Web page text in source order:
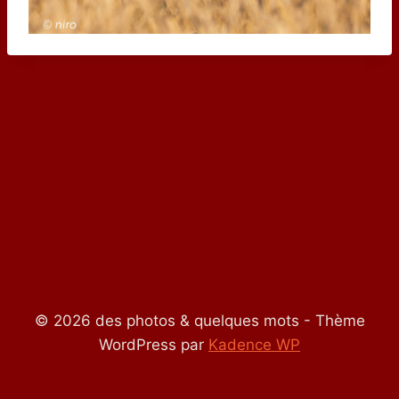
© 2026 des photos & quelques mots - Thème
WordPress par Kadence WP